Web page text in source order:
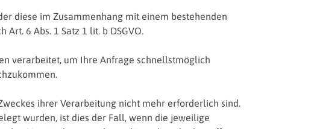
diese im Zusammenhang mit einem bestehenden
6 Abs. 1 Satz 1 lit. b DSGVO.
verarbeitet, um Ihre Anfrage schnellstmöglich
ihrer Verarbeitung nicht mehr erforderlich sind.
wurden, ist dies der Fall, wenn die jeweilige